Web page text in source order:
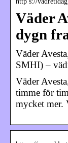
Väder
dygn
Väder
SMHI) –
Väder
timme för
mycket mer.